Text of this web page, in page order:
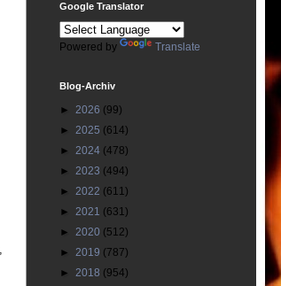
Google Translator
Powered by Translate
Blog-Archiv
► 2026 (99)
► 2025 (614)
► 2024 (478)
► 2023 (494)
► 2022 (611)
► 2021 (631)
► 2020 (512)
► 2019 (787)
► 2018 (954)